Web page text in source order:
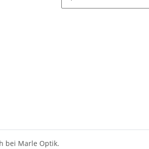
bei Marle Optik.